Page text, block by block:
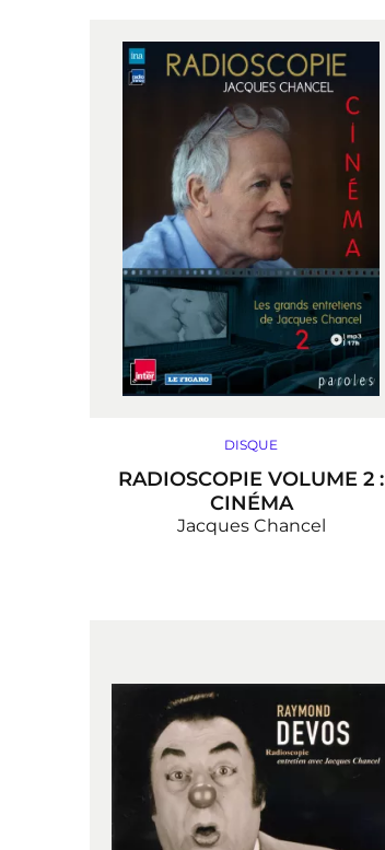
DISQUE
RADIOSCOPIE VOLUME 2 :
CINÉMA
Jacques Chancel